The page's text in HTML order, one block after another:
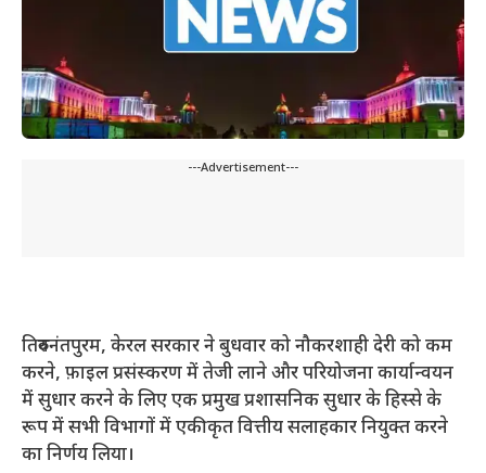
---Advertisement---
तिरुवनंतपुरम, केरल सरकार ने बुधवार को नौकरशाही देरी को कम
करने, फ़ाइल प्रसंस्करण में तेजी लाने और परियोजना कार्यान्वयन
में सुधार करने के लिए एक प्रमुख प्रशासनिक सुधार के हिस्से के
रूप में सभी विभागों में एकीकृत वित्तीय सलाहकार नियुक्त करने
का निर्णय लिया।